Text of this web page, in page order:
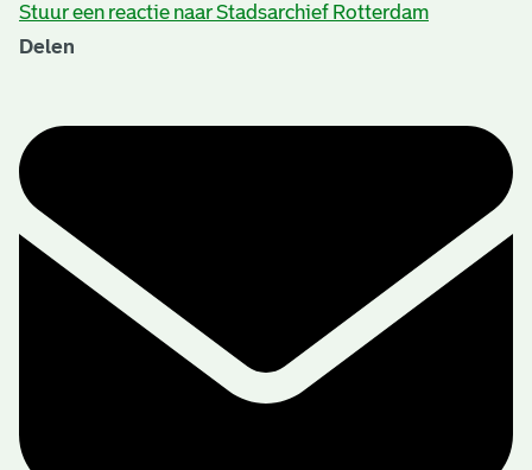
Stuur een reactie naar Stadsarchief Rotterdam
Delen